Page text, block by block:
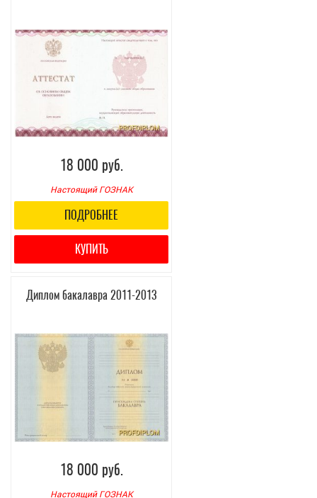
18 000 руб.
Настоящий ГОЗНАК
ПОДРОБНЕЕ
КУПИТЬ
Диплом бакалавра 2011-2013
18 000 руб.
Настоящий ГОЗНАК